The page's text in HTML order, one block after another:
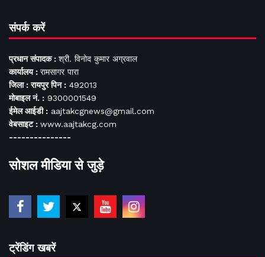
संपर्क करें
प्रधान संपादक : श्री. विनोद कुमार अग्रवाल
कार्यालय : रामसागर पारा
जिला : रायपुर पिन : 492013
मोबाइल नं. : 9300001549
ईमेल आईडी : aajtakcgnews@gmail.com
वेबसाइट : www.aajtakcg.com
---------------
सोशल मीडिया से जुड़े
ट्रेंडिंग खबरें